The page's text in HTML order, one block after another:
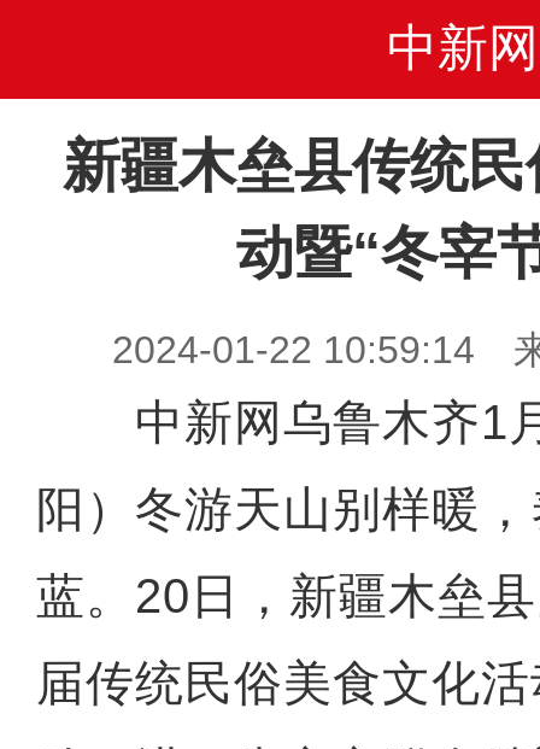
中新网
新疆木垒县传统
动暨“冬宰
2024-01-22 10:59:14
中新网乌鲁木齐1
阳）冬游天山别样暖
蓝。20日，新疆木垒
届传统民俗美食文化活